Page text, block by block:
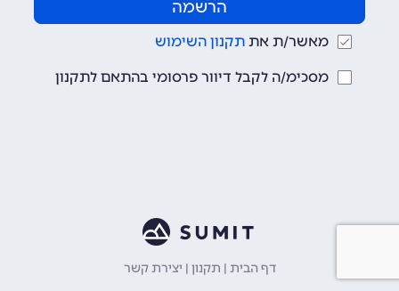
מאשר/ת את תקנון השימוש
מסכימ/ה לקבל דיוור פרסומי בהתאם לתקנון
דף הבית | תקנון | יצירת קשר